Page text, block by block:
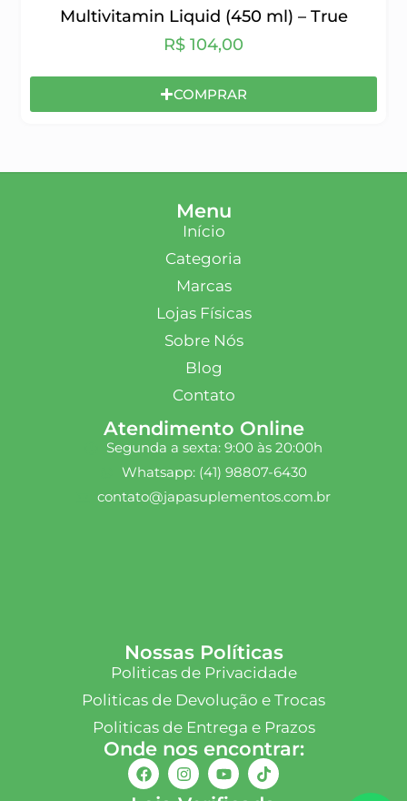
Multivitamin Liquid (450 ml) – True
R$ 104,00
COMPRAR
Menu
Início
Categoria
Marcas
Lojas Físicas
Sobre Nós
Blog
Contato
Atendimento Online
Segunda a sexta: 9:00 às 20:00h
Whatsapp: (41) 98807-6430
contato@japasuplementos.com.br
Nossas Políticas
Politicas de Privacidade
Politicas de Devolução e Trocas
Politicas de Entrega e Prazos
Onde nos encontrar: